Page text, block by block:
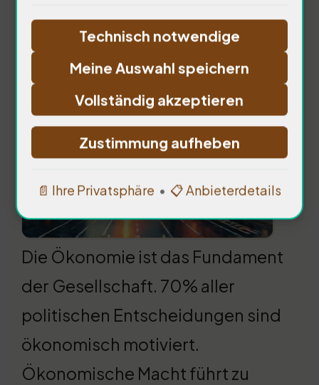
Ökonomie als treibende
Kraft
Die Ökonomie ist das Fundament
der Gesellschaft. 70% aller
politischen Entscheidungen sind
ökonomisch motiviert.
Ökonomische Macht führt zu
Technisch notwendige
Meine Auswahl speichern
Vollständig akzeptieren
Zustimmung aufheben
📄 Ihre Privatsphäre • 📋 Anbieterdetails